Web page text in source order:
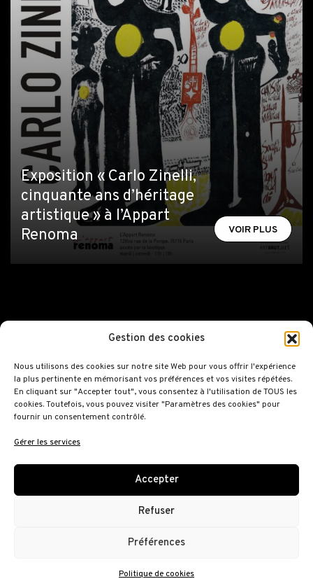
Gestion des cookies
Nous utilisons des cookies sur notre site Web pour vous offrir l'expérience
la plus pertinente en mémorisant vos préférences et vos visites répétées.
En cliquant sur "Accepter tout", vous consentez à l'utilisation de TOUS les
cookies. Toutefois, vous pouvez visiter "Paramètres des cookies" pour
fournir un consentement contrôlé.
Gérer les services
Accepter
Refuser
Préférences
Politique de cookies
Exposition « Carlo Zinelli,
cinquante ans d’héritage
artistique » à l’Appart
Renoma
VOIR PLUS
129 bis Rue de la Pompe
75116 Paris
Renoma Gallery
Renoma Café Gallery
Mentions légales